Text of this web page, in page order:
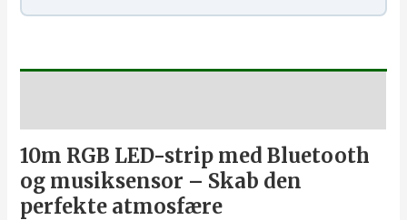
10m RGB LED-strip med Bluetooth
og musiksensor – Skab den
perfekte atmosfære